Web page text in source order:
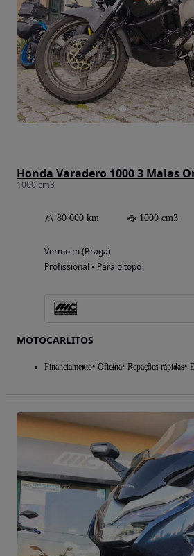
Honda Varadero 1000 3 Malas
1000 cm3
80 000 km 1000 cm3
Vermoim (Braga)
Profissional • Para o topo
MOTOCARLITOS
Financiamento Oficina Repações rápidas